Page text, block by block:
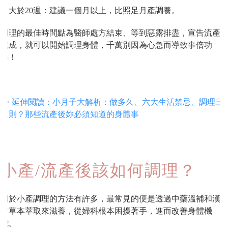
3. 大於20週：建議一個月以上，比照足月產調養。
調理的最佳時間點為醫師處方結束、等到惡露排盡，宣告流產
完成，就可以開始調理身體，千萬別因為心急而導致事倍功
半！
>> 延伸閱讀：小月子大解析：做多久、六大生活禁忌、調理三
原則？那些流產後妳必須知道的身體事
小產/流產後該如何調理？
關於小產調理的方法有許多，最常見的便是透過中藥溫補和漢
方草本萃取來滋養，從婦科根本困擾著手，進而改善身體機
能。